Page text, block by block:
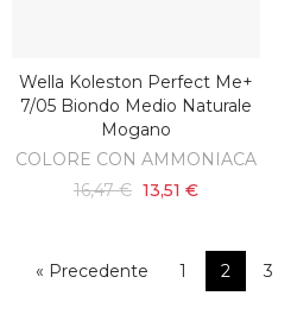
AGGIUNGI AL CARRELLO
Wella Koleston Perfect Me+
7/05 Biondo Medio Naturale
Mogano
COLORE CON AMMONIACA
16,47 € 13,51 €
« Precedente 1 2 3